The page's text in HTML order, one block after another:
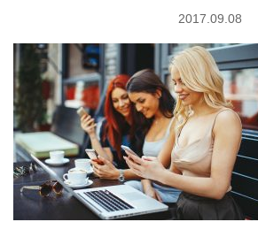
2017.09.08